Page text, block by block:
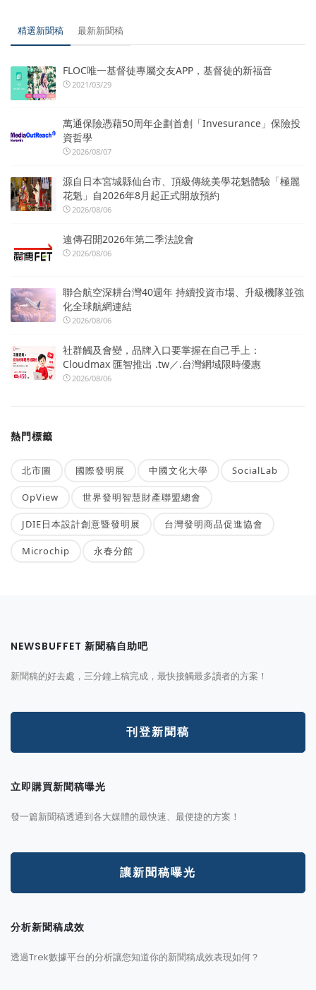
精選新聞稿 最新新聞稿
FLOC唯一基督徒專屬交友APP，基督徒的新福音
2021/03/29
萬通保險憑藉50周年企劃首創「Invesurance」保險投
資哲學
2026/08/07
源自日本宮城縣仙台市、頂級傳統美學花魁體驗「極麗
花魁」自2026年8月起正式開放預約
2026/08/06
遠傳召開2026年第二季法說會
2026/08/06
聯合航空深耕台灣40週年 持續投資市場、升級機隊並強
化全球航網連結
2026/08/06
社群觸及會變，品牌入口要掌握在自己手上：
Cloudmax 匯智推出 .tw／.台灣網域限時優惠
2026/08/06
熱門標籤
北市圖 國際發明展 中國文化大學 SocialLab
OpView 世界發明智慧財產聯盟總會
JDIE日本設計創意暨發明展 台灣發明商品促進協會
Microchip 永春分館
NEWSBUFFET 新聞稿自助吧
新聞稿的好去處，三分鐘上稿完成，最快接觸最多讀者的方案！
刊登新聞稿
立即購買新聞稿曝光
發一篇新聞稿透通到各大媒體的最快速、最便捷的方案！
讓新聞稿曝光
分析新聞稿成效
透過Trek數據平台的分析讓您知道你的新聞稿成效表現如何？